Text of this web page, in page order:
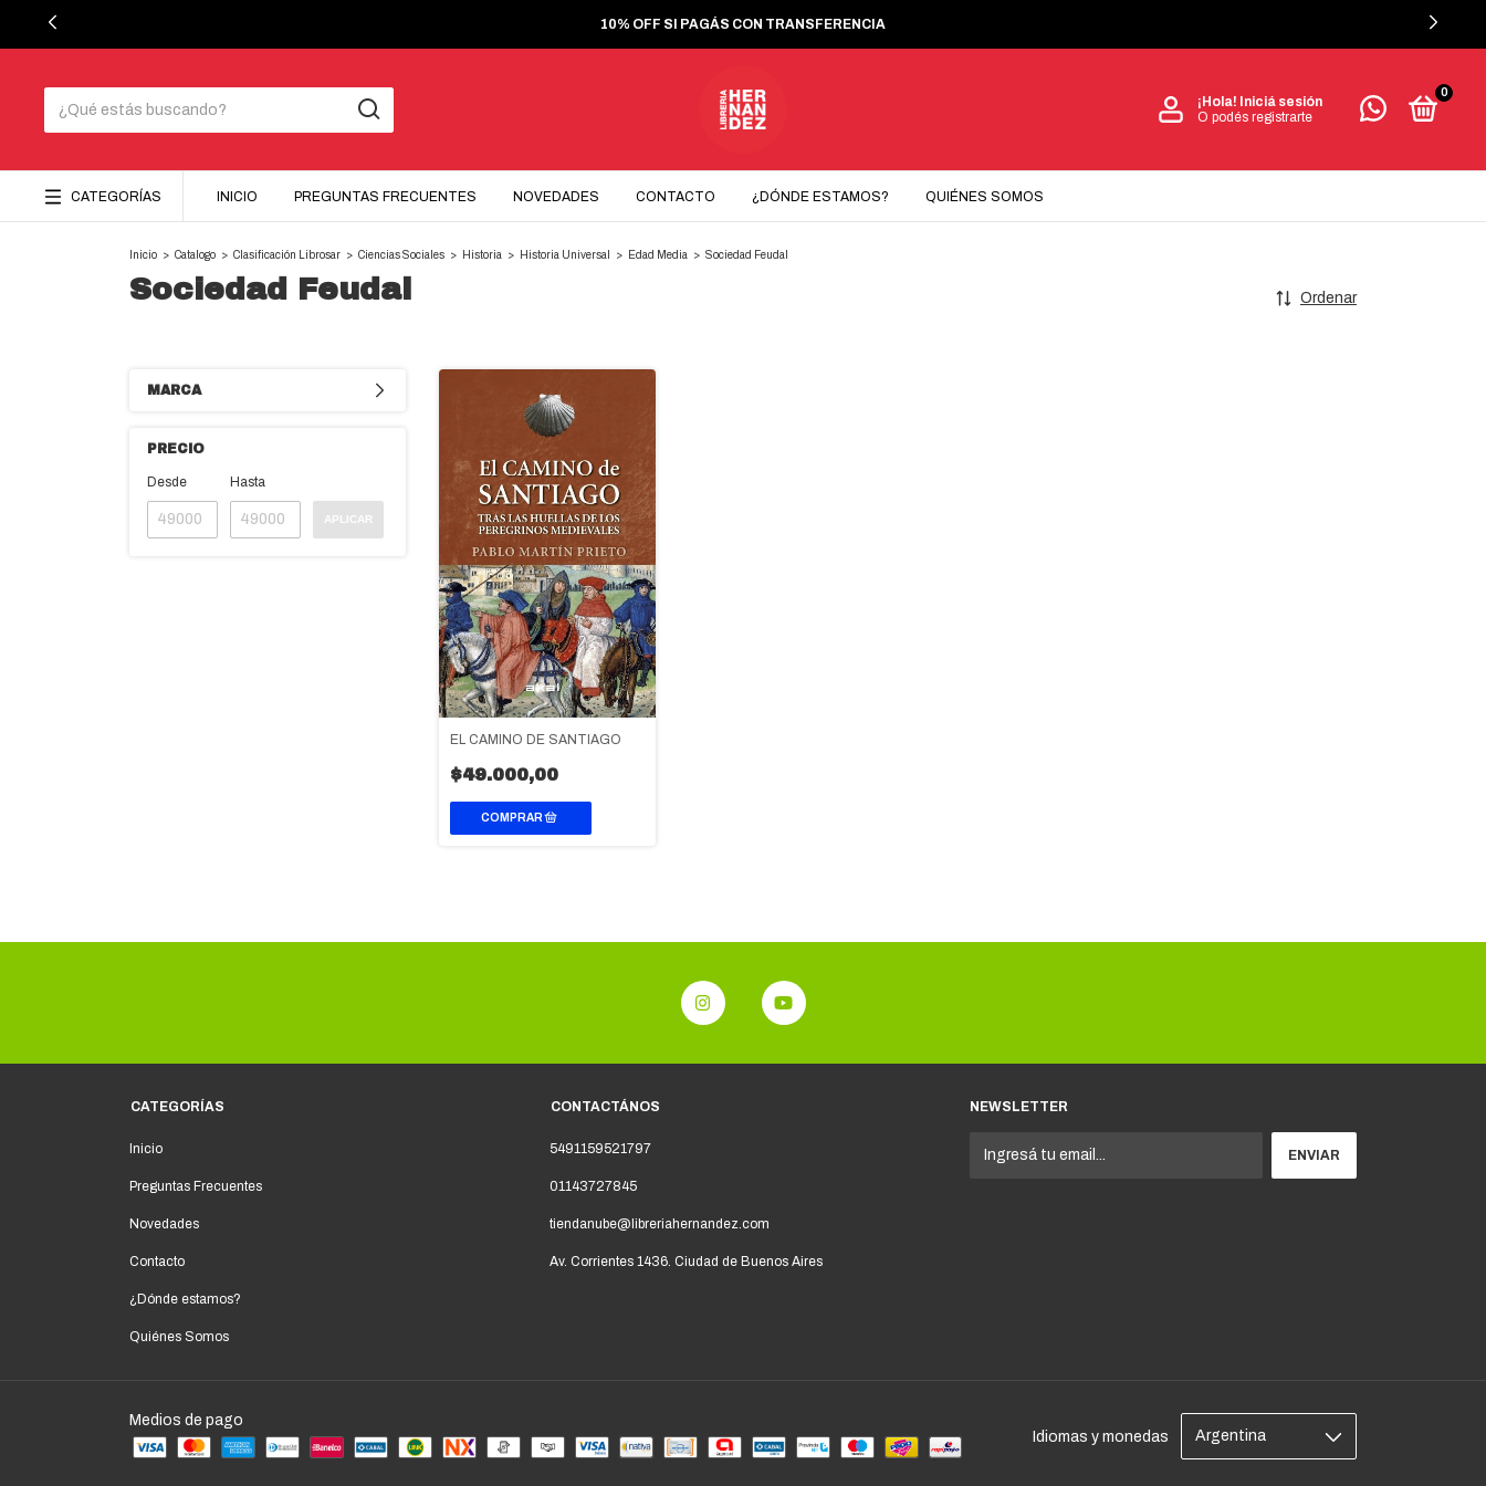
10% OFF SI PAGÁS CON TRANSFERENCIA
¡Hola! Iniciá sesión
O podés registrarte
0
CATEGORÍAS INICIO PREGUNTAS FRECUENTES NOVEDADES CONTACTO ¿DÓNDE ESTAMOS? QUIÉNES SOMOS
Inicio > Catalogo > Clasificación Librosar > Ciencias Sociales > Historia > Historia Universal > Edad Media > Sociedad Feudal
Sociedad Feudal Ordenar
MARCA
PRECIO
Desde Hasta
APLICAR
EL CAMINO DE SANTIAGO
$49.000,00
CATEGORÍAS
Inicio
Preguntas Frecuentes
Novedades
Contacto
¿Dónde estamos?
Quiénes Somos
CONTACTÁNOS
5491159521797
01143727845
tiendanube@libreriahernandez.com
Av. Corrientes 1436. Ciudad de Buenos Aires
NEWSLETTER
Medios de pago
Idiomas y monedas